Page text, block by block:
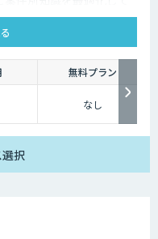
作成や返信工数を最大
ます。
無料プラン
なし
選択